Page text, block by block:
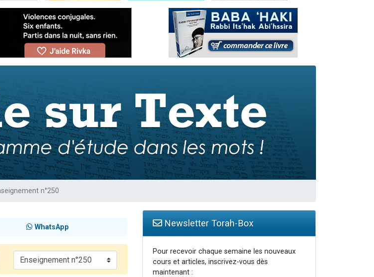
Box Music
sur WhatsApp
sur WhatsApp
sur WhatsApp
n°104 : Le Chabbath et le Birkat Hamazone à travers le temps
bénédiction
sur Zoom
n°250
WhatsApp Newsletter Torah-Box
Pour recevoir chaque semaine les nouveaux
cours et articles, inscrivez-vous dès
maintenant :